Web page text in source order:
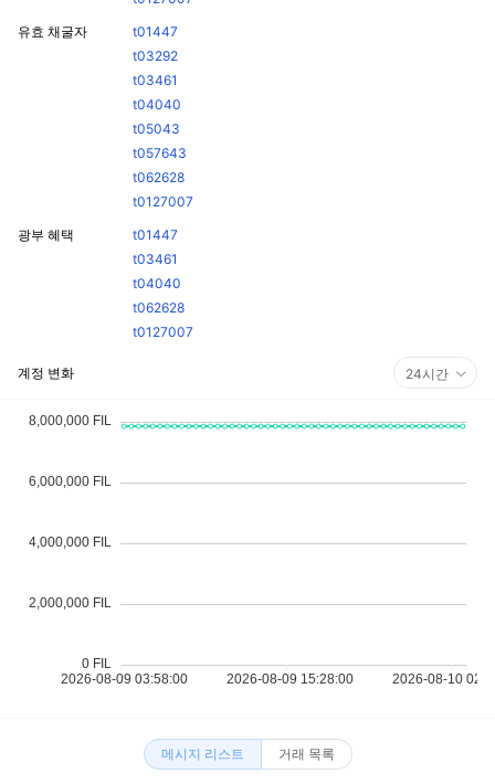
유효 채굴자
t01447
t03292
t03461
t04040
t05043
t057643
t062628
t0127007
광부 혜택
t01447
t03461
t04040
t062628
t0127007
계정 변화 24시간
메시지 리스트 거래 목록